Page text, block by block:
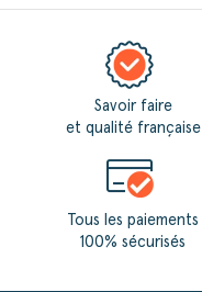
Savoir faire
et qualité française
Tous les paiements
100% sécurisés